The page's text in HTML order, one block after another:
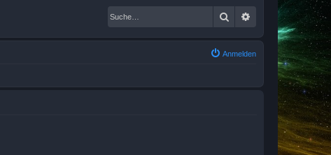
Suche Erweiterte Suche
Anmelden